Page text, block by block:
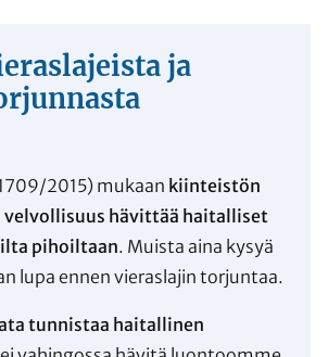
ja
2015) mukaan kiinteistön
hävittää haitalliset
pihoiltaan. Muista aina kysyä
lupa ennen vieraslajin torjuntaa.
tunnistaa haitallinen